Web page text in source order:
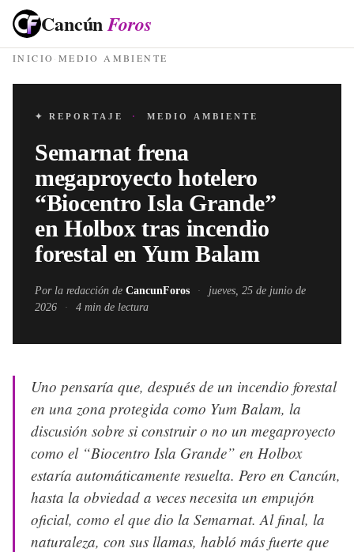
CancúnForos
INICIO· MEDIO AMBIENTE
✦ REPORTAJE · MEDIO AMBIENTE
Semarnat frena
megaproyecto hotelero
“Biocentro Isla Grande”
en Holbox tras incendio
forestal en Yum Balam
Por la redacción de CancunForos ·
jueves, 25 de junio de
2026
· 4 min de lectura
Uno pensaría que, después de un incendio forestal
en una zona protegida como Yum Balam, la
discusión sobre si construir o no un megaproyecto
como el “Biocentro Isla Grande” en Holbox
estaría automáticamente resuelta. Pero en Cancún,
hasta la obviedad a veces necesita un empujón
oficial, como el que dio la Semarnat. Al final, la
naturaleza, con sus llamas, habló más fuerte que